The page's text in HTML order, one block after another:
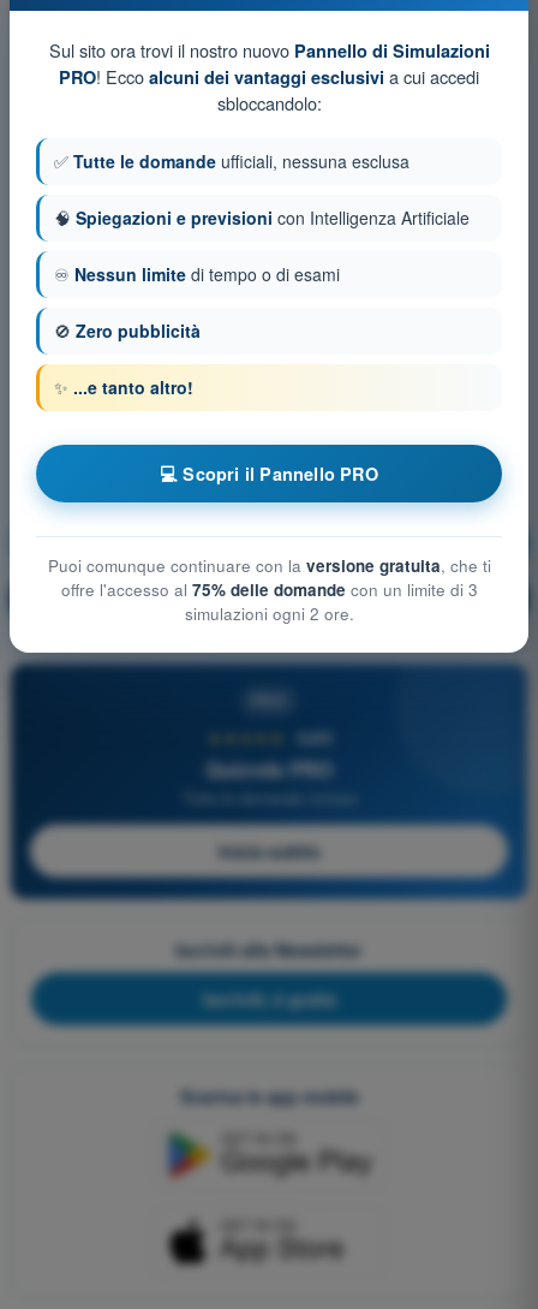
Tecnica di pilotaggio Allenamento!
🔒 PRO Spiegazione domanda
4,6/5
Quizvds PRO
Inizia subito
Iscriviti alla Newsletter
Iscriviti, è gratis
Scarica le app mobile
Sul sito ora trovi il nostro nuovo Pannello di Simulazioni
PRO! Ecco alcuni dei vantaggi esclusivi a cui accedi
sbloccandolo:
✅ Tutte le domande ufficiali, nessuna esclusa
🧠 Spiegazioni e previsioni con Intelligenza Artificiale
♾️ Nessun limite di tempo o di esami
🚫 Zero pubblicità
✨ ...e tanto altro!
💻 Scopri il Pannello PRO
Puoi comunque continuare con la versione gratuita, che ti
offre l'accesso al 75% delle domande con un limite di 3
simulazioni ogni 2 ore.